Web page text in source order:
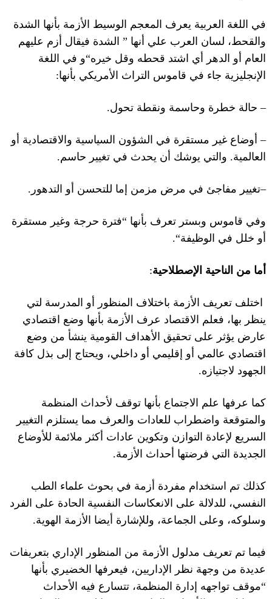
في اللغة العربية يعرف المعجم الوسيط الأزمة بأنها الشدة
والقحط، لسان العرب علي أنها ” الشدة فيقال أزم عليهم
العام أو الدهر أي اشتد قحطه وقل خيره“و في اللغة
الإنجليزية جاء في قاموس التراث الأمريكي بأنها:
– حالة خطرة وحاسمة ونقطة تحول.
– أوضاع غير مستقرة في الشؤون السياسية والاقتصادية أو
العالمية. والتي يوشك أن يحدث في تغيير حاسم.
–تغيير مفاجئ في مرض مزمن إما للتحسن أو التدهور .
وفي قاموس وبستر تعرف بأنها “فترة حرجة وغير مستقرة
أو خلل في الوظيفة“.
أما من الناحية الإصطلاحية:
اختلف تعريف الأزمة باختلاف المنظور أو المدرسة لتي
ينظر بها، فعلم الاقتصاد عرف الأزمة بأنها وضع اقتصادي
عارض يؤثر على تحقيق الأهداف القومية ينشأ من وضع
اقتصادي عالمي أو إقليمي أو داخلي، ويحتاج إلى بذل كافة
الجهود لاجتيازه.
كما عرفها علم الاجتماع بأنها توقف لأحداث المنظمة
والمتوقعة واضطراب للعادات والعرف مما يستلزم التغيير
السريع لإعادة التوازن وتكوين عادات أكثر ملائمة للأوضاع
الجديدة التي فرضتها أحداث الأزمة.
كذلك تم استخدام مفردة أزمة في بحوث علماء الطب
النفسي، للدلالة على الانعكاسات النفسية الحادة على الفرد
وسلوكه، وعلى الجماعة، وللإشارة أيضا الأزمة الهوية.
فيما تم تعريف مدلول الأزمة من المنظور الإداري بتعريفات
عديدة من وجهة نظر الإداريين، فيعرفها الخضيري بأنها
“موقف تواجهه إدارة المنظمة، تتسارع فيه الأحداث